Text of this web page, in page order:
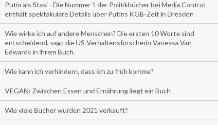
Putin als Stasi - Die Nummer 1 der Politikbücher bei Media Control
enthält spektakuläre Details über Putins KGB-Zeit in Dresden
Wie wirke ich auf andere Menschen? Die ersten 10 Worte sind
entscheidend, sagt die US-Verhaltensforscherin Vanessa Van
Edwards in ihrem Buch.
Wie kann ich verhindern, dass ich zu früh komme?
VEGAN: Zwischen Essen und Ernährung liegt ein Buch
Wie viele Bücher wurden 2021 verkauft?